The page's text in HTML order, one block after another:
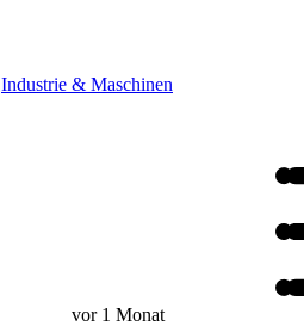
Industrie & Maschinen
vor 1 Monat